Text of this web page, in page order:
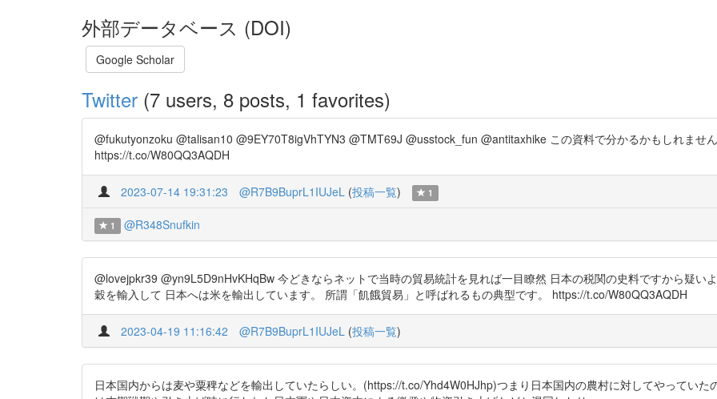
外部データベース (DOI)
Google Scholar
Twitter (7 users, 8 posts, 1 favorites)
@fukutyonzoku @talisan10 @9EY70T8igVhTYN3 @TMT69J @usstock_fun @antitaxhike この資料で分かるかもしれま
https://t.co/W80QQ3AQDH
2023-07-14 19:31:23 @R7B9BuprL1IUJeL (投稿一覧) 1
1 @R348Snufkin
@lovejpkr39 @yn9L5D9nHvKHqBw 今どきならネットで当時の貿易統計を見れば一目瞭然 日本の税関の史料ですから疑い
穀を輸入して 日本へは米を輸出しています。 所謂「飢餓貿易」と呼ばれるもの典型です。 https://t.co/W80QQ3AQDH
2023-04-19 11:16:42 @R7B9BuprL1IUJeL (投稿一覧)
日本国内からは麦や粟稗などを輸出していたらしい。(https://t.co/Yhd4W0HJhp)つまり日本国内の農村に対してやってい